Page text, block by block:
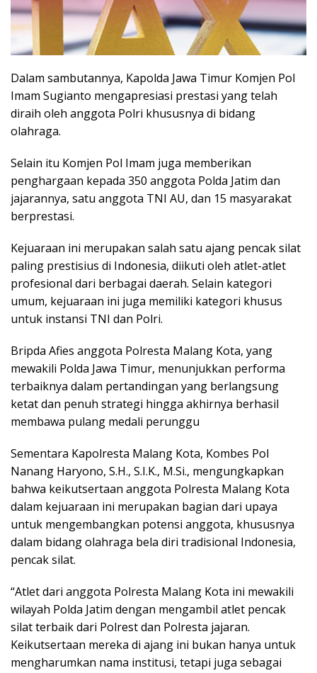
Dalam sambutannya, Kapolda Jawa Timur Komjen Pol
Imam Sugianto mengapresiasi prestasi yang telah
diraih oleh anggota Polri khususnya di bidang
olahraga.
Selain itu Komjen Pol Imam juga memberikan
penghargaan kepada 350 anggota Polda Jatim dan
jajarannya, satu anggota TNI AU, dan 15 masyarakat
berprestasi.
Kejuaraan ini merupakan salah satu ajang pencak silat
paling prestisius di Indonesia, diikuti oleh atlet-atlet
profesional dari berbagai daerah. Selain kategori
umum, kejuaraan ini juga memiliki kategori khusus
untuk instansi TNI dan Polri.
Bripda Afies anggota Polresta Malang Kota, yang
mewakili Polda Jawa Timur, menunjukkan performa
terbaiknya dalam pertandingan yang berlangsung
ketat dan penuh strategi hingga akhirnya berhasil
membawa pulang medali perunggu
Sementara Kapolresta Malang Kota, Kombes Pol
Nanang Haryono, S.H., S.I.K., M.Si., mengungkapkan
bahwa keikutsertaan anggota Polresta Malang Kota
dalam kejuaraan ini merupakan bagian dari upaya
untuk mengembangkan potensi anggota, khususnya
dalam bidang olahraga bela diri tradisional Indonesia,
pencak silat.
“Atlet dari anggota Polresta Malang Kota ini mewakili
wilayah Polda Jatim dengan mengambil atlet pencak
silat terbaik dari Polrest dan Polresta jajaran.
Keikutsertaan mereka di ajang ini bukan hanya untuk
mengharumkan nama institusi, tetapi juga sebagai